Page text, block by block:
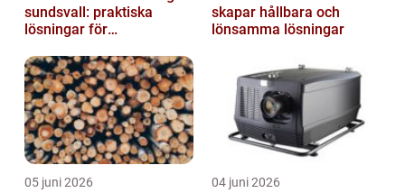
sundsvall: praktiska
lösningar för
cuphelger
skapar hållbara och
lönsamma lösningar
05 juni 2026 04 juni 2026